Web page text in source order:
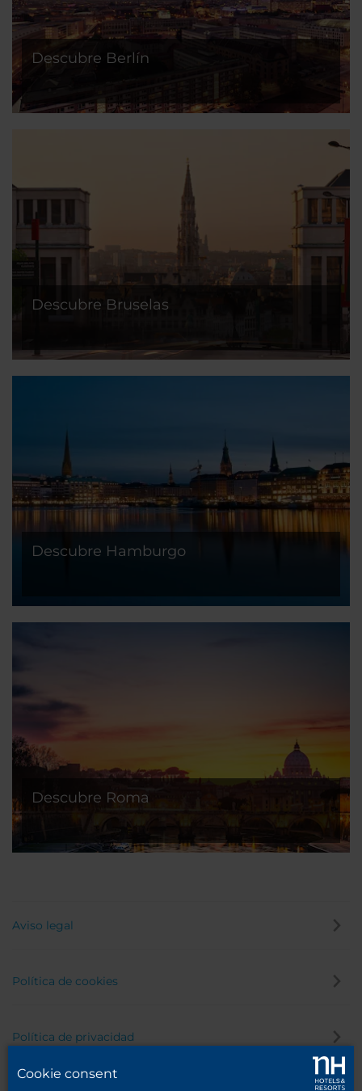
Descubre Berlín
Descubre Bruselas
Descubre Hamburgo
Descubre Roma
Aviso legal
Política de cookies
Política de privacidad
Cookie consent